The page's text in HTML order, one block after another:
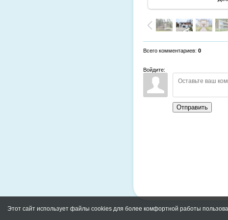
Всего комментариев: 0
Войдите:
Отправить
Этот сайт использует файлы cookies для более комфортной работы